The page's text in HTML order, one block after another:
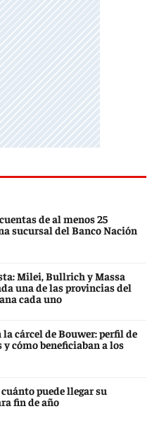
de al menos 25
sucursal del Banco Nación
Milei, Bullrich y Massa
una de las provincias del
cada uno
la cárcel de Bouwer: perfil de
cómo beneficiaban a los
puede llegar su
fin de año